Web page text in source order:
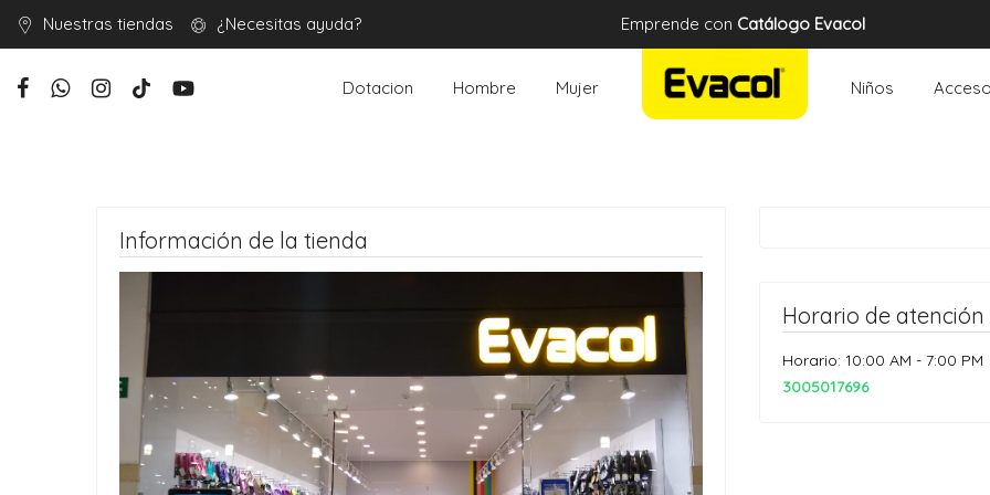
Nuestras tiendas ¿Necesitas ayuda? Emprende con Catálogo Evacol
Dotacion Hombre Mujer Niños
Información de la tienda
Horario de atención
Horario: 10:00 AM - 7:00 PM
3005017696